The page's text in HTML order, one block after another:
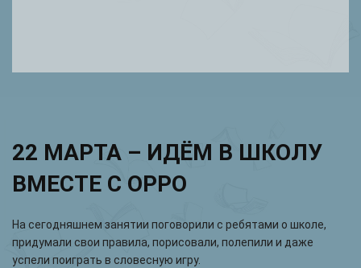
22 МАРТА – ИДЁМ В ШКОЛУ
ВМЕСТЕ С ОРРО
На сегодняшнем занятии поговорили с ребятами о школе,
придумали свои правила, порисовали, полепили и даже
успели поиграть в словесную игру.